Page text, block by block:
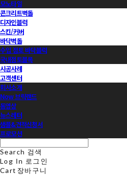
모노타일
콘크리트벽돌
디자인블럭
스킨/커버
바닥벽돌
수입 점토 바닥블럭
국내점토블록
시공사례
고객센터
회사소개
Now 브릭랜드
동영상
뉴스레터
샘플&견적신청서
프로모션
Search 검색
Log In 로그인
Cart 장바구니